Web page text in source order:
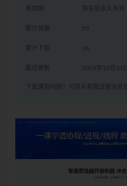
有效期 购买后永久有效
累计销量 95
累计下载 16
最近更新 2024年10月20日
下载遇到问题？可联系客服或留言反馈